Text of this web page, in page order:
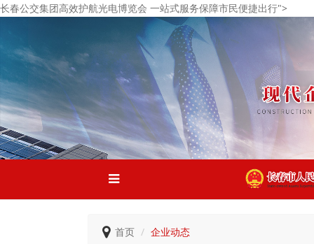
长春公交集团高效护航光电博览会 一站式服务保障市民便捷出行">
首页 企业动态